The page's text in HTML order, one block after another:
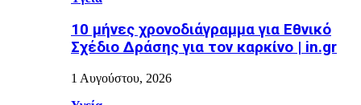
10 μήνες χρονοδιάγραμμα για Εθνικό
Σχέδιο Δράσης για τον καρκίνο | in.gr
1 Αυγούστου, 2026